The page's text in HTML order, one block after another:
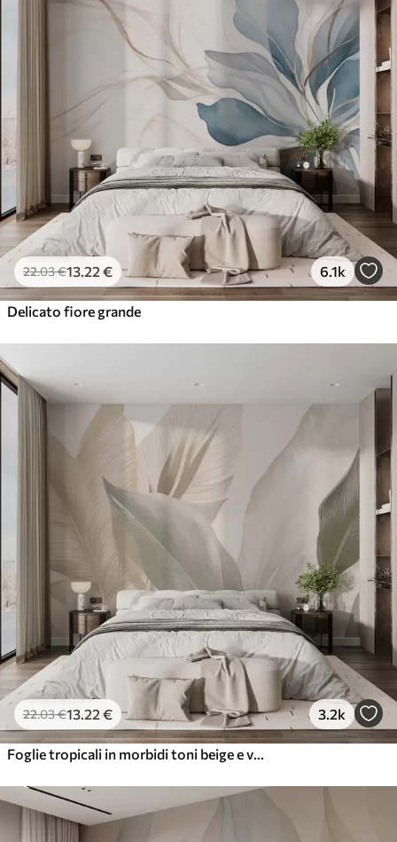
22.03€13 .22 € 6.1k
Delicato fiore grande
22.03€13 .22 € 3.2k